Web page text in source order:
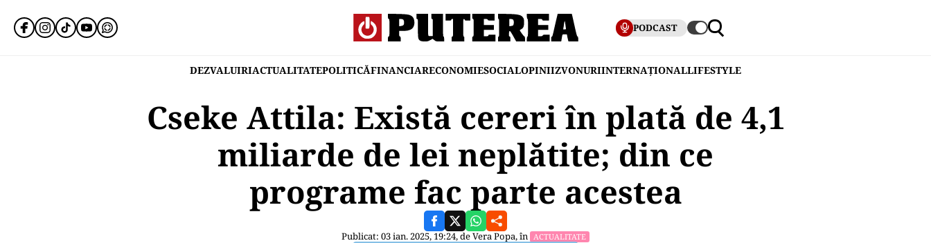
PODCAST
DEZVALUIRIACTUALITATEPOLITICĂFINANCIARECONOMIESOCIALOPINIIZVONURIINTERNAȚIONALLIFESTYLE
Cseke Attila: Există cereri în plată de 4,1
miliarde de lei neplătite; din ce
programe fac parte acestea
Publicat: 03 ian. 2025, 19:24, deVera Popa, în ACTUALITATE